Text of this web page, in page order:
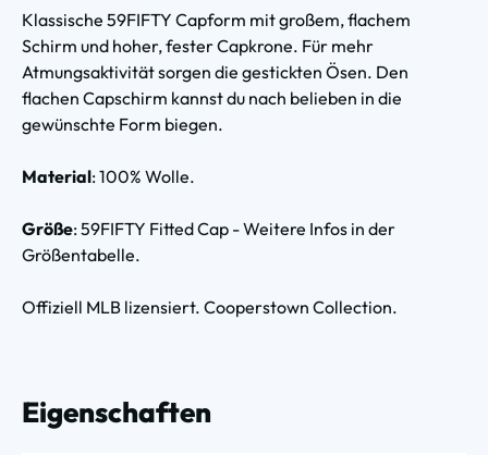
Klassische 59FIFTY Capform mit großem, flachem
Schirm und hoher, fester Capkrone. Für mehr
Atmungsaktivität sorgen die gestickten Ösen. Den
flachen Capschirm kannst du nach belieben in die
gewünschte Form biegen.
Material: 100% Wolle.
Größe: 59FIFTY Fitted Cap - Weitere Infos in der
Größentabelle.
Offiziell MLB lizensiert. Cooperstown Collection.
Eigenschaften